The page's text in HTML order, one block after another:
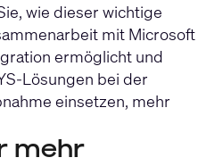
wie dieser wichtige
mit Microsoft
ermöglicht und
Lösungen bei der
einsetzen, mehr
mehr